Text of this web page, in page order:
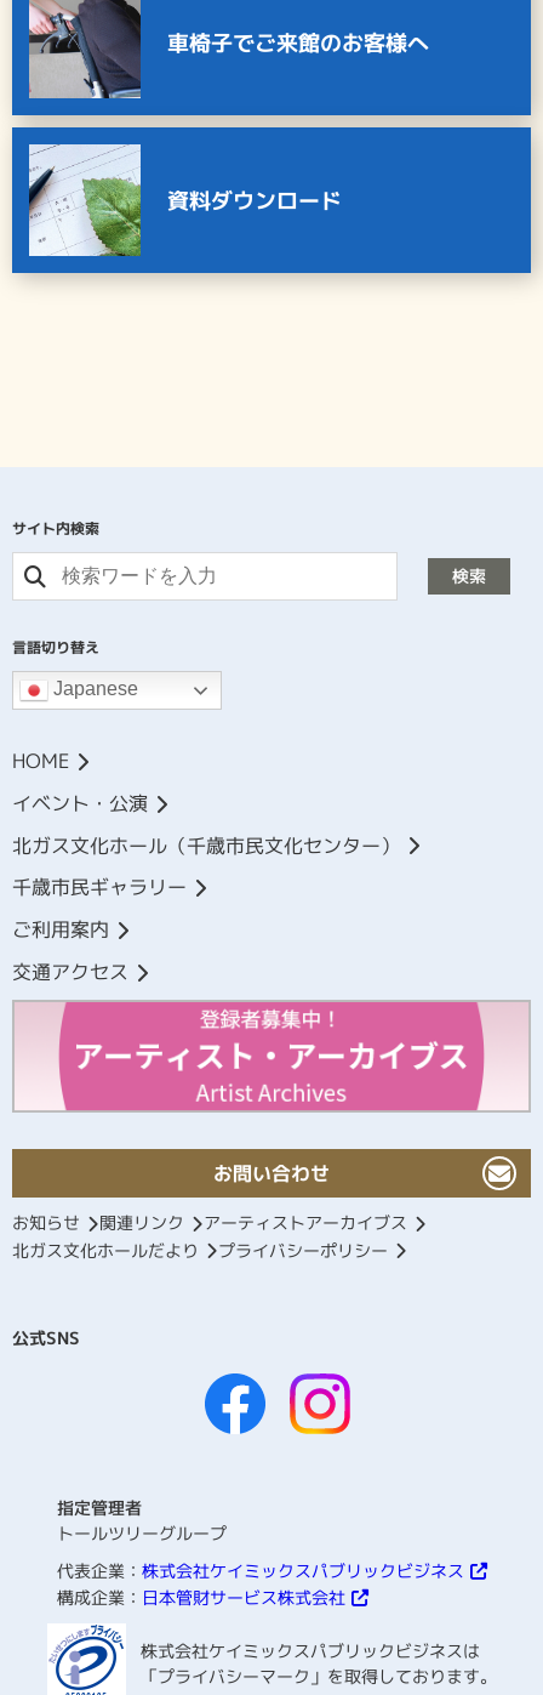
車椅子でご来館のお客様へ
資料ダウンロード
サイト内検索
検索
言語切り替え
Japanese
HOME
イベント・公演
北ガス文化ホール（千歳市民文化センター）
千歳市民ギャラリー
ご利用案内
交通アクセス
お問い合わせ
お知らせ 関連リンク
アーティストアーカイブス
北ガス文化ホールだより
プライバシーポリシー
公式SNS
指定管理者
トールツリーグループ
代表企業： 株式会社ケイミックスパブリックビジネス
構成企業： 日本管財サービス株式会社
株式会社ケイミックスパブリックビジネスは
「プライバシーマーク」を取得しております。